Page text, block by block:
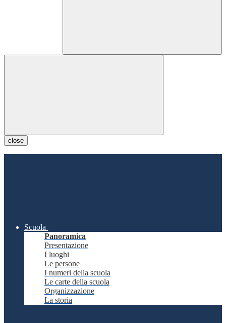
close
Scuola
Panoramica
Presentazione
I luoghi
Le persone
I numeri della scuola
Le carte della scuola
Organizzazione
La storia